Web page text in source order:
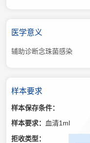
医学意义
辅助诊断念珠菌感染
样本要求
样本保存条件：
样本要求： 血清1ml
拒收类型：